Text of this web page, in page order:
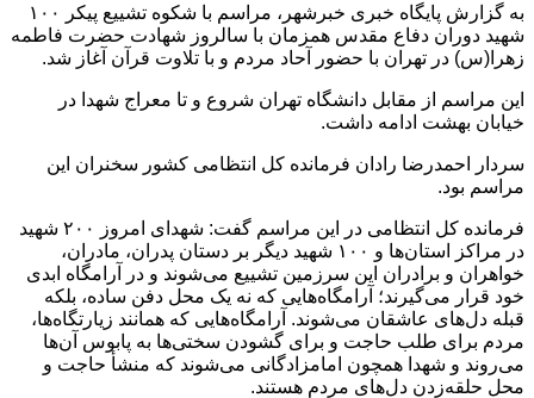
به گزارش پایگاه خبری خبرشهر، مراسم با شکوه تشییع پیکر ۱۰۰
شهید دوران دفاع مقدس همزمان با سالروز شهادت حضرت فاطمه
زهرا(س) در تهران با حضور آحاد مردم و با تلاوت قرآن آغاز شد.
این مراسم از مقابل دانشگاه تهران شروع و تا معراج شهدا در
خیابان بهشت ادامه داشت.
سردار احمدرضا رادان فرمانده کل انتظامی کشور سخنران این
مراسم بود.
فرمانده کل انتظامی در این مراسم گفت: شهدای امروز ۲۰۰ شهید
در مراکز استان‌ها و ۱۰۰ شهید دیگر بر دستان پدران، مادران،
خواهران و برادران این سرزمین تشییع می‌شوند و در آرامگاه ابدی
خود قرار می‌گیرند؛ آرامگاه‌هایی که نه یک محل دفن ساده، بلکه
قبله دل‌های عاشقان می‌شوند. آرامگاه‌هایی که همانند زیارتگاه‌ها،
مردم برای طلب حاجت و برای گشودن سختی‌ها به پابوس آن‌ها
می‌روند و شهدا همچون امامزادگانی می‌شوند که منشأ حاجت و
محل حلقه‌زدن دل‌های مردم هستند.